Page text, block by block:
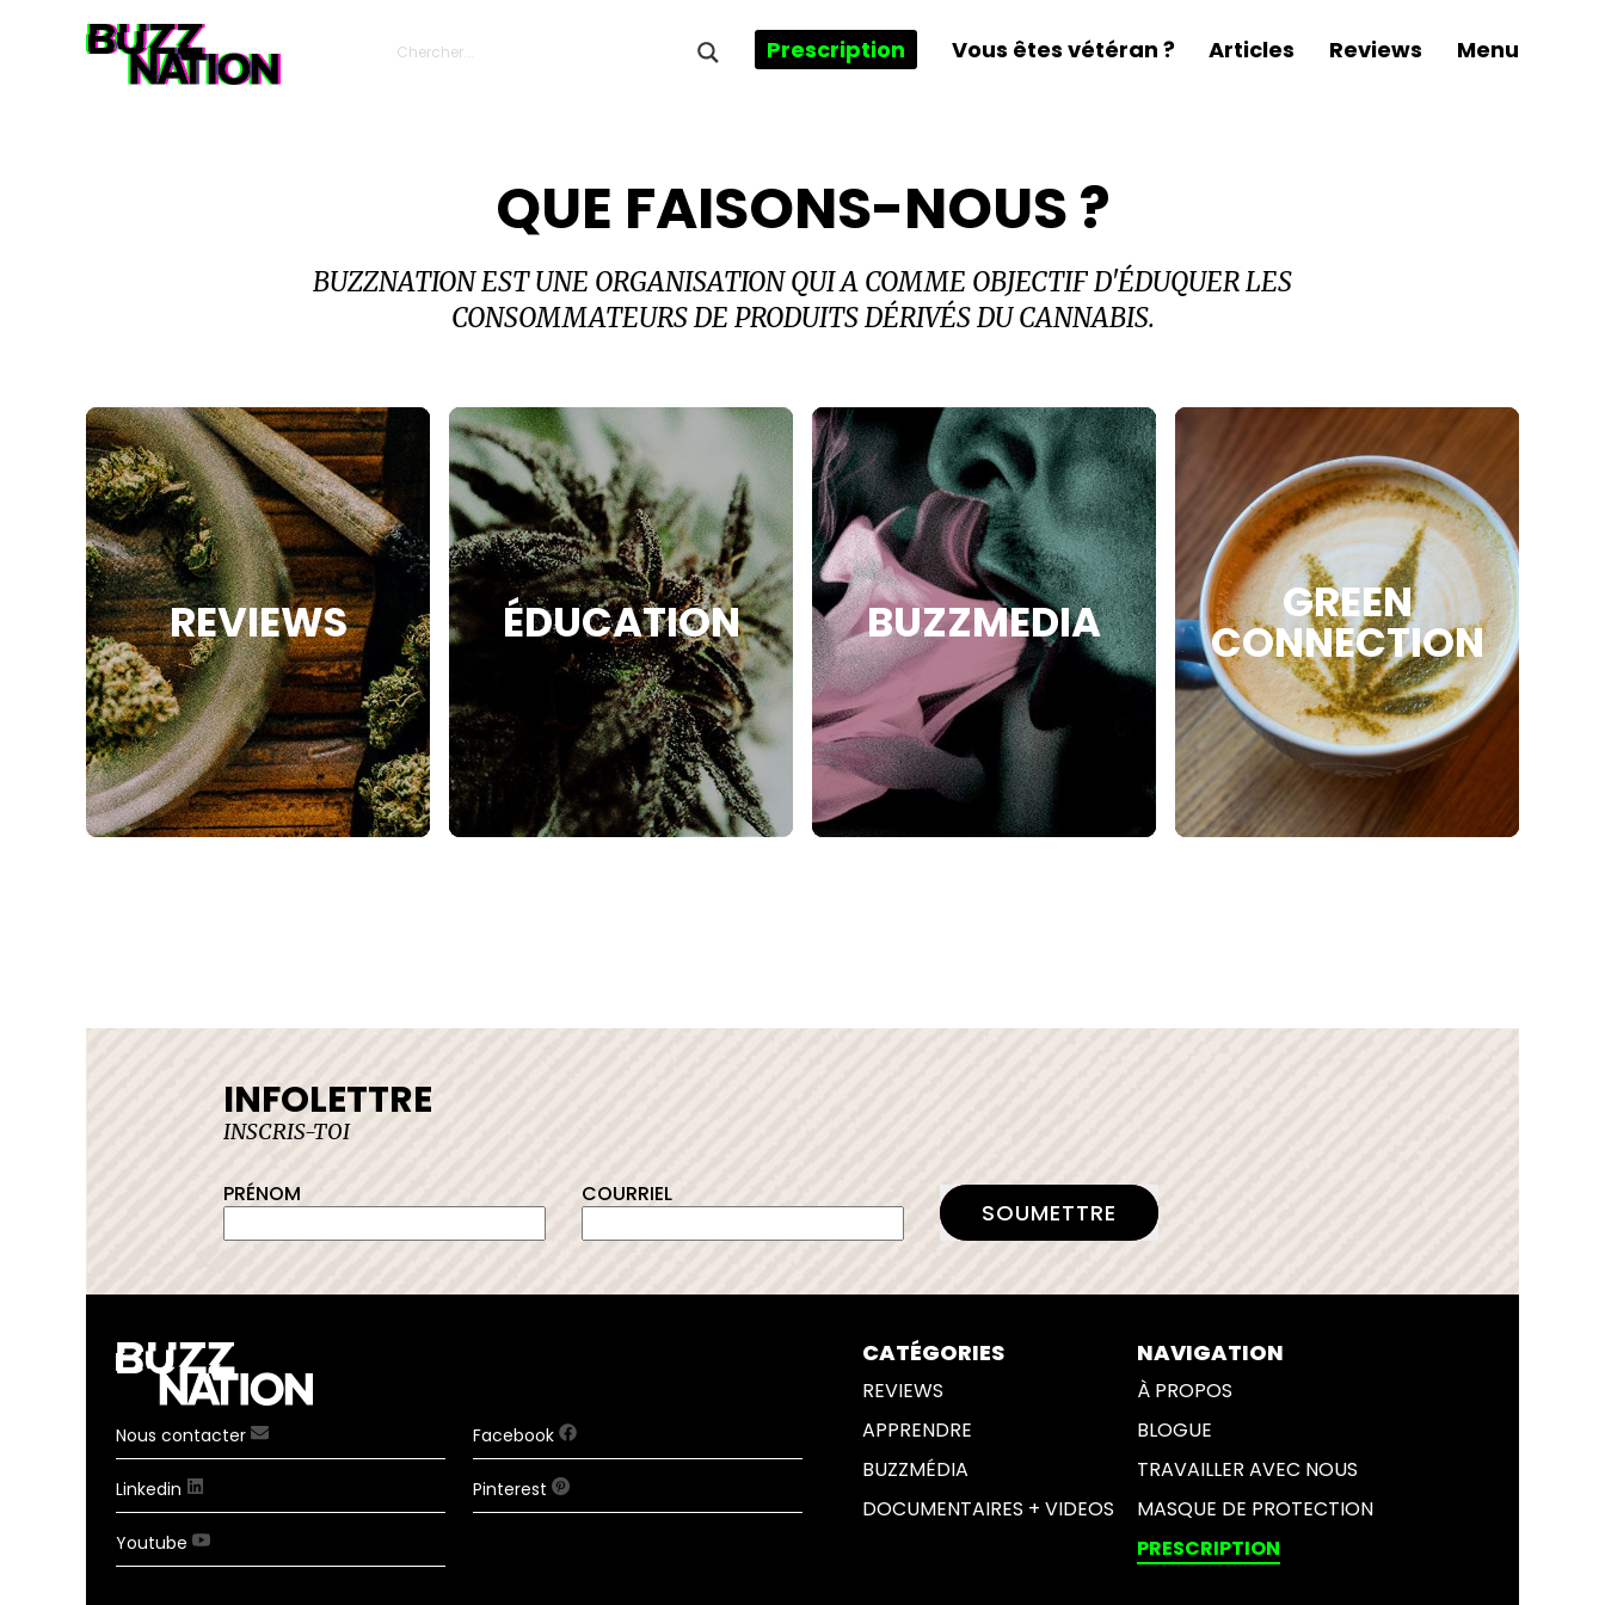
Prescription Vous êtes vétéran ? Articles Reviews Menu
+ VIDEOS
NAVIGATION
À PROPOS
BLOGUE
TRAVAILLER AVEC
QUE FAISONS-NOUS ?
BUZZNATION EST UNE ORGANISATION QUI A COMME OBJECTIF D'ÉDUQUER LES
CONSOMMATEURS DE PRODUITS DÉRIVÉS DU CANNABIS.
REVIEWS ÉDUCATION BUZZMEDIA GREEN
CONNECTION
INFOLETTRE
INSCRIS-TOI
PRÉNOM COURRIEL
SOUMETTRE
Nous contacter Facebook
Linkedin Pinterest
Youtube
CATÉGORIES
REVIEWS
APPRENDRE
BUZZMÉDIA
DOCUMENTAIRES + VIDEOS
NAVIGATION
À PROPOS
BLOGUE
TRAVAILLER AVEC NOUS
MASQUE DE PROTECTION
PRESCRIPTION